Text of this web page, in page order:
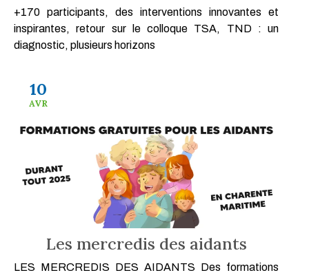
+170 participants, des interventions innovantes et
inspirantes, retour sur le colloque TSA, TND : un
diagnostic, plusieurs horizons
10
AVR
Les mercredis des aidants
LES MERCREDIS DES AIDANTS Des formations